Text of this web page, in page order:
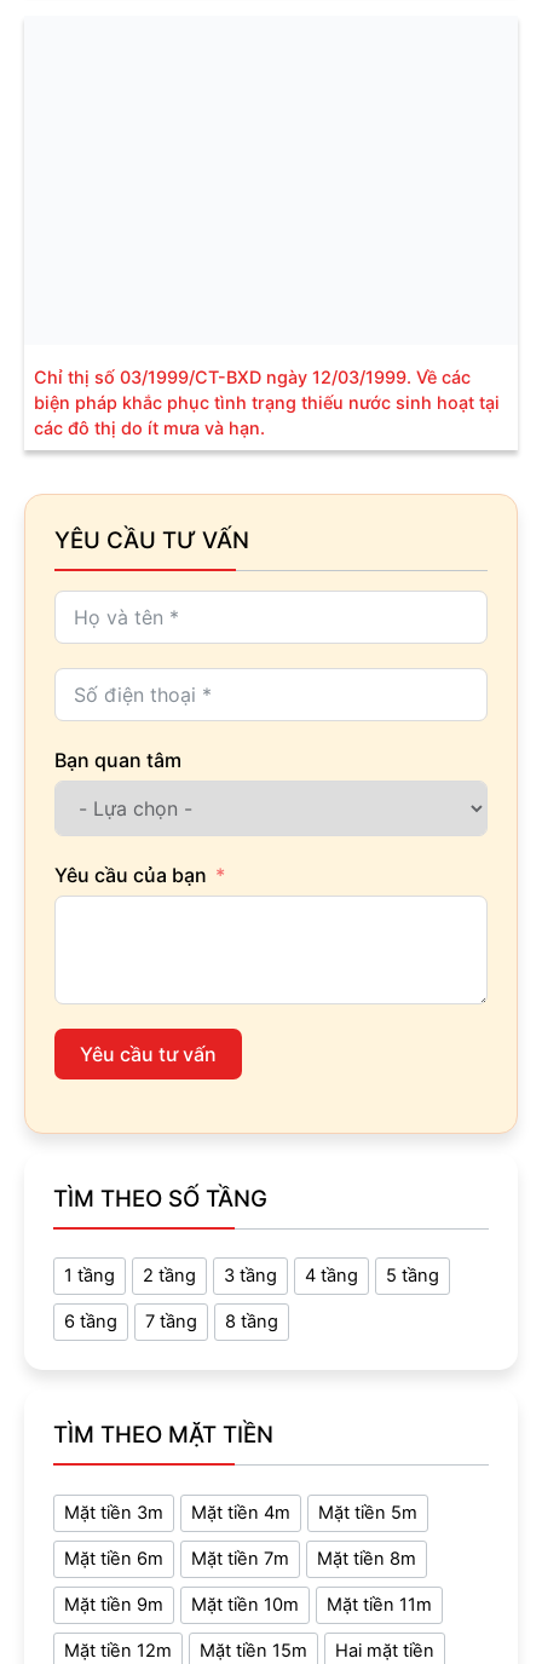
Chỉ thị số 03/1999/CT-BXD ngày 12/03/1999. Về các
biện pháp khắc phục tình trạng thiếu nước sinh hoạt tại
các đô thị do ít mưa và hạn.
YÊU CẦU TƯ VẤN
Bạn quan tâm
Yêu cầu của bạn
Yêu cầu tư vấn
TÌM THEO SỐ TẦNG
1 tầng 2 tầng 3 tầng 4 tầng 5 tầng
6 tầng 7 tầng 8 tầng
TÌM THEO MẶT TIỀN
Mặt tiền 3m Mặt tiền 4m Mặt tiền 5m
Mặt tiền 6m Mặt tiền 7m Mặt tiền 8m
Mặt tiền 9m Mặt tiền 10m Mặt tiền 11m
Mặt tiền 12m Mặt tiền 15m Hai mặt tiền